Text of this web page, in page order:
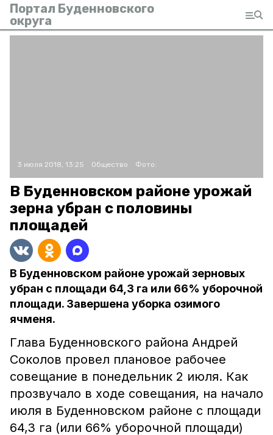
Портал Буденновского
округа
3 июля 2018, 13:25 Общество Фото:
В Буденновском районе урожай
зерна убран с половины
площадей
В Буденновском районе урожай зерновых
убран с площади 64,3 га или 66% уборочной
площади. Завершена уборка озимого
ячменя.
Глава Буденновского района Андрей
Соколов провел плановое рабочее
совещание в понедельник 2 июля. Как
прозвучало в ходе совещания, на начало
июля в Буденновском районе с площади
64,3 га (или 66% уборочной площади)